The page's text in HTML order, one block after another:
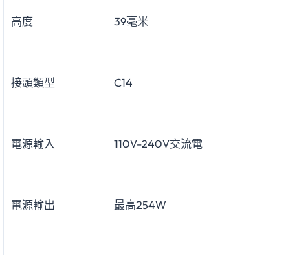
高度 39毫米
接頭類型 C14
電源輸入 110V-240V交流電
電源輸出 最高254W